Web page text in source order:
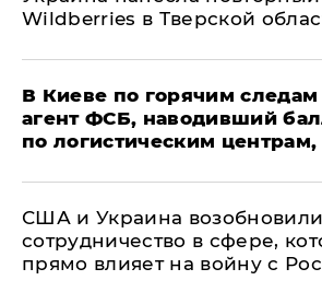
Wildberries в Тверской
В Киеве по горячим
агент ФСБ, наводивший
по логистическим
США и Украина возобновили
сотрудничество в сфере,
прямо влияет на войну с